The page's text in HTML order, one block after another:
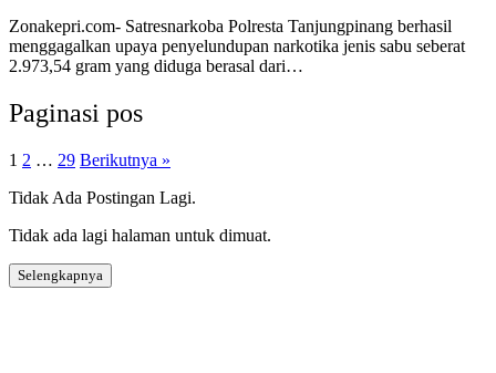
Zonakepri.com- Satresnarkoba Polresta Tanjungpinang berhasil
menggagalkan upaya penyelundupan narkotika jenis sabu seberat
2.973,54 gram yang diduga berasal dari…
Paginasi pos
1 2 … 29 Berikutnya »
Tidak Ada Postingan Lagi.
Tidak ada lagi halaman untuk dimuat.
Selengkapnya